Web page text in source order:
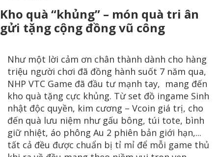
Kho quà “khủng” – món quà tri ân
gửi tặng cộng đồng vũ công
Như một lời cảm ơn chân thành dành cho hàng
triệu người chơi đã đồng hành suốt 7 năm qua,
NHP VTC Game đã đầu tư mạnh tay, mang đến
kho quà tặng cực khủng. Từ set đồ ingame Sinh
nhật độc quyền, kim cương – Vcoin giá trị, cho
đến quà lưu niệm như gấu bông, túi tote, bình
giữ nhiệt, áo phông Au 2 phiên bản giới hạn,...
tất cả đều được chuẩn bị tỉ mỉ để mỗi game thủ